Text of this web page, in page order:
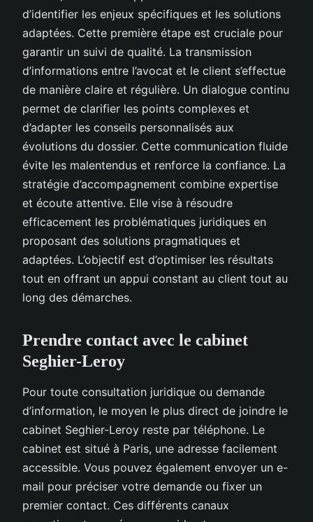
d’identifier les enjeux spécifiques et les solutions
adaptées. Cette première étape est cruciale pour
garantir un suivi de qualité. La transmission
d’informations entre l’avocat et le client s’effectue
de manière claire et régulière. Un dialogue continu
permet de clarifier les points complexes et
d’adapter les conseils personnalisés aux
évolutions du dossier. Cette communication fluide
évite les malentendus et renforce la confiance. La
stratégie d’accompagnement combine expertise
et écoute attentive. Elle vise à résoudre
efficacement les problématiques juridiques en
proposant des solutions pragmatiques et
adaptées. L’objectif est d’optimiser les résultats
tout en offrant un appui constant au client tout au
long des démarches.
Prendre contact avec le cabinet
Seghier-Leroy
Pour toute consultation juridique ou demande
d’information, le moyen le plus direct de joindre le
cabinet Seghier-Leroy reste par téléphone. Le
cabinet est situé à Paris, une adresse facilement
accessible. Vous pouvez également envoyer un e-
mail pour préciser votre demande ou fixer un
premier contact. Ces différents canaux